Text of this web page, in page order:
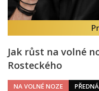
Jak růst na volné
Rosteckého
NA VOLNÉ NOZE